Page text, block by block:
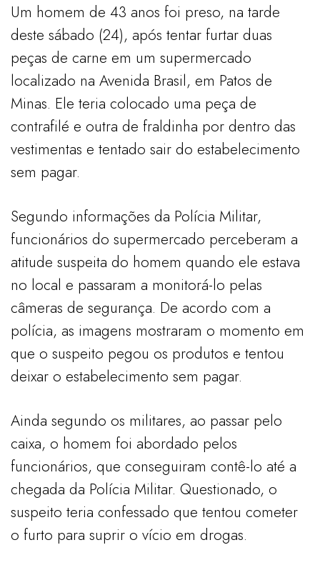
Um homem de 43 anos foi preso, na tarde
deste sábado (24), após tentar furtar duas
peças de carne em um supermercado
localizado na Avenida Brasil, em Patos de
Minas. Ele teria colocado uma peça de
contrafilé e outra de fraldinha por dentro das
vestimentas e tentado sair do estabelecimento
sem pagar.
Segundo informações da Polícia Militar,
funcionários do supermercado perceberam a
atitude suspeita do homem quando ele estava
no local e passaram a monitorá-lo pelas
câmeras de segurança. De acordo com a
polícia, as imagens mostraram o momento em
que o suspeito pegou os produtos e tentou
deixar o estabelecimento sem pagar.
Ainda segundo os militares, ao passar pelo
caixa, o homem foi abordado pelos
funcionários, que conseguiram contê-lo até a
chegada da Polícia Militar. Questionado, o
suspeito teria confessado que tentou cometer
o furto para suprir o vício em drogas.